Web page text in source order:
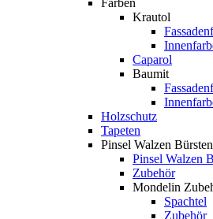
Farben
Krautol
Caparol
Baumit
Holzschutz
Tapeten
Pinsel Walzen Bürsten
Pinsel Walzen
Zubehör
Mondelin
Spachtel
Zubehör